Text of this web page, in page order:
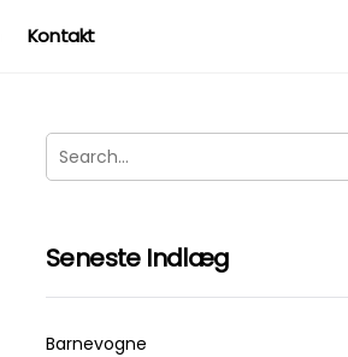
Kontakt
Seneste Indlæg
Barnevogne